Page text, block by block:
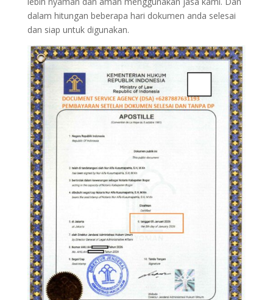
dalam hitungan beberapa hari dokumen anda selesai
dan siap untuk digunakan.